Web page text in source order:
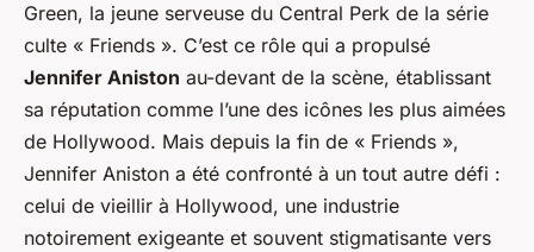
Green, la jeune serveuse du Central Perk de la série
culte « Friends ». C’est ce rôle qui a propulsé
Jennifer Aniston au-devant de la scène, établissant
sa réputation comme l’une des icônes les plus aimées
de Hollywood. Mais depuis la fin de « Friends »,
Jennifer Aniston a été confronté à un tout autre défi :
celui de vieillir à Hollywood, une industrie
notoirement exigeante et souvent stigmatisante vers